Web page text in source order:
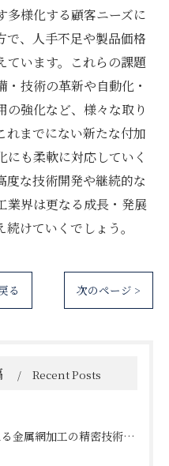
多様化する顧客ニーズに
で、人手不足や製品価格
ています。これらの課題
技術の革新や自動化・
強化など、様々な取り
れまでにない新たな付加
も柔軟に対応していく
度な技術開発や継続的な
業界は更なる成長・発展
けていくでしょう。
る 次のページ >
Recent Posts
熟練職人が支える金属網加工の精密技術と柔軟対応